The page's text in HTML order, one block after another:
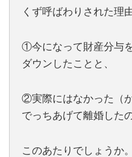
くず呼ばわりされた理
①今になって財産分与
ダウンしたことと、
②実際にはなかった（
でっちあげて離婚したの
このあたりでしょうか。